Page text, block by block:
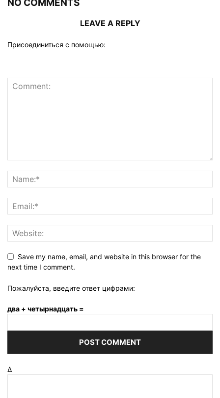
NO COMMENTS
LEAVE A REPLY
Присоединиться с помощью:
Save my name, email, and website in this browser for the
next time I comment.
Пожалуйста, введите ответ цифрами:
два + четырнадцать =
Δ